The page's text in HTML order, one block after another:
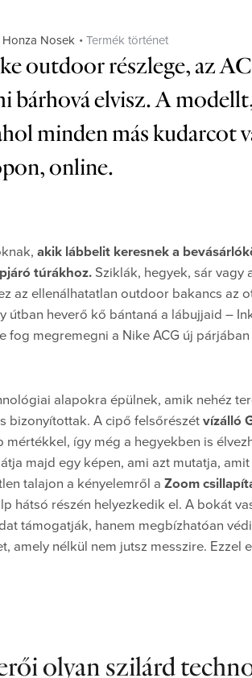
Honza Nosek Categories
Termék történet
outdoor részlege, az
elvisz. A
minden más kudarcot
online.
akik lábbelit keresnek a
túrákhoz.Sziklák, hegyek, sár vagy
az ellenálhatatlan outdoor bakancs az
heverő kő bántaná a lábujjaid –
fog megremegni a Nike ACG új
alapokra épülnek, amik nehéz
bizonyítottak. A cipő felsőrészétvízálló
így még a hegyekben is
majd egy képen, ami azt mutatja,
talajon a kényelemről a Zoom
hátsó részén helyezkedik el. A bokát
támogatják, hanem megbízhatóan
amely nélkül nem jutsz messzire. Ezzel
olyan szilárd